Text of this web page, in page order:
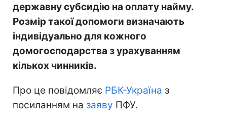
державну субсидію на оплату найму.
Розмір такої допомоги визначають
індивідуально для кожного
домогосподарства з урахуванням
кількох чинників.
Про це повідомляє РБК-Україна з
посиланням на заяву ПФУ.